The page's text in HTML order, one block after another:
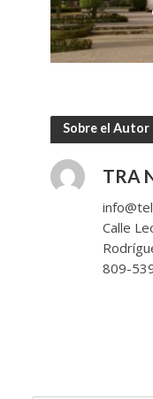
Sobre el Autor
TRA
Calle
809-